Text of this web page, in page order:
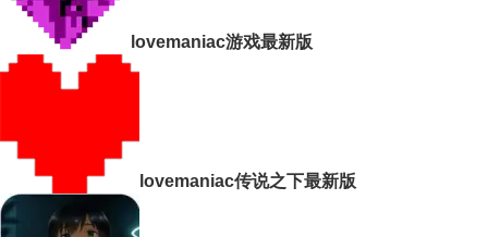
lovemaniac游戏最新版
lovemaniac传说之下最新版